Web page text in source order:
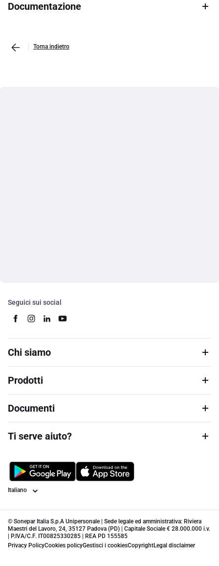
Documentazione
Torna indietro
Seguici sui social
Chi siamo
Prodotti
Documenti
Ti serve aiuto?
Lingua
© Sonepar Italia S.p.A Unipersonale | Sede legale ed amministrativa: Riviera
Maestri del Lavoro, 24, 35127 Padova (PD) | Capitale Sociale € 28.000.000 i.v.
| P.IVA/C.F. IT00825330285 | REA PD 155585
Privacy PolicyCookies policyGestisci i cookiesCopyrightLegal disclaimer